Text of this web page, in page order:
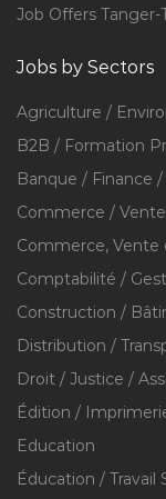
Job Offers
Jobs by Sectors
Agriculture /
B2B / Formation
Banque / Finance /
Commerce / Vente
Commerce, Vente
Comptabilité /
Construction /
Distribution /
Droit / Justice /
Édition /
Education
Éducation / Travail